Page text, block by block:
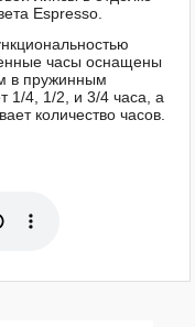
Espresso.
часы оснащены
в пружинным
1/4, 1/2, и 3/4 часа, а
количество часов.